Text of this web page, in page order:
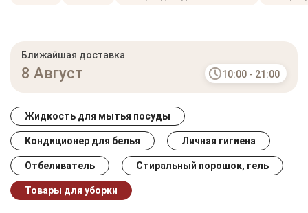
Жидкость для мытья посуды
Кондиционер для белья Личная гигиена
Отбеливатель Стиральный порошок, гель
Товары для уборки
Ближайшая доставка
8 Август 10:00 - 21:00